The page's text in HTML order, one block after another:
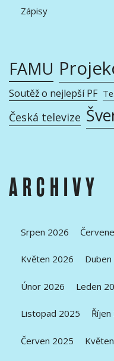
Zápisy
FAMU
Soutěž o nejlepší PF
Česká televize
ARCHIVY
Srpen 2026
Květen 2026
Únor 2026 Leden
Listopad 2025
Červen 2025